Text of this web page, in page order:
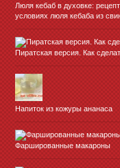
Люля кебаб в духовке:
условиях люля кебаба из
Пиратская версия. Как
Напиток из кожуры ананаса
Фаршированные макароны